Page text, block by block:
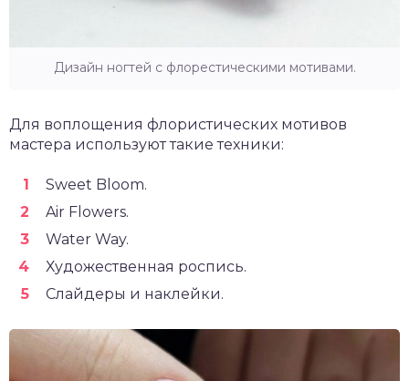
Дизайн ногтей с флорестическими мотивами.
Для воплощения флористических мотивов
мастера используют такие техники:
Sweet Bloom.
Air Flowers.
Water Way.
Художественная роспись.
Слайдеры и наклейки.